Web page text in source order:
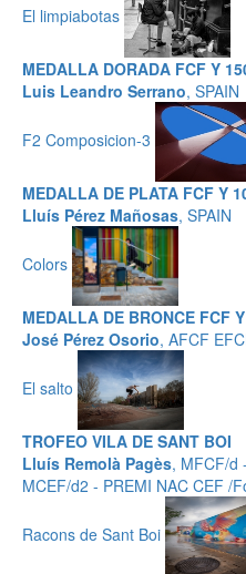
El limpiabotas
MEDALLA DORADA FCF Y
Luis Leandro Serrano, SPAIN
F2 Composicion-3
MEDALLA DE PLATA FCF Y
Lluís Pérez Mañosas, SPAIN
Colors
MEDALLA DE BRONCE FCF
José Pérez Osorio, AFCF
El salto
TROFEO VILA DE SANT BOI
Lluís Remolà Pagès, MFCF/d
MCEF/d2 - PREMI NAC CEF /
Racons de Sant Boi